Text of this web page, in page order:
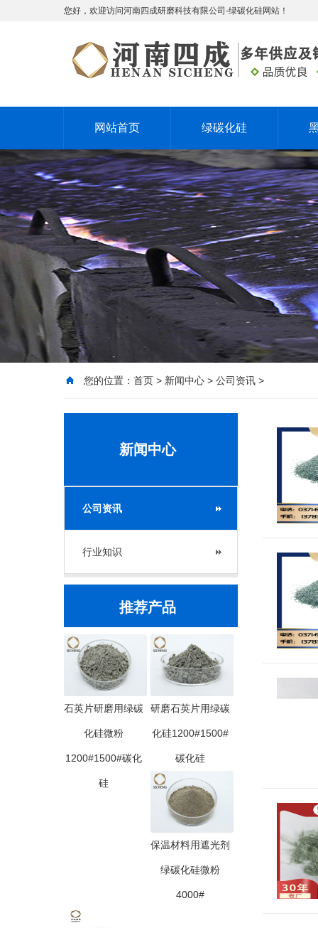
您好，欢迎访问河南四成研磨科技有限公司-绿碳化硅网站！
网站首页 绿碳化硅
您的位置： 首页 > 新闻中心 > 公司资讯 >
新闻中心
公司资讯
行业知识
推荐产品
石英片研磨用绿碳
化硅微粉
1200#1500#碳化
硅
研磨石英片用绿碳
化硅1200#1500#
碳化硅
保温材料用遮光剂
绿碳化硅微粉
4000#